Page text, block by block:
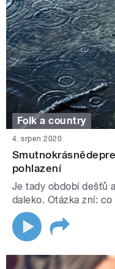
Folk a country
4. srpen 2020
pohlazení
Je tady období dešťů
daleko. Otázka zní: